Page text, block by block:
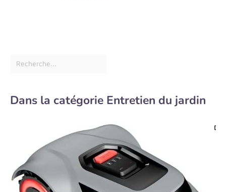
Dans la catégorie Entretien du jardin